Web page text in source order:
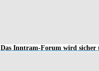
Das Inntram-Forum wird sicher